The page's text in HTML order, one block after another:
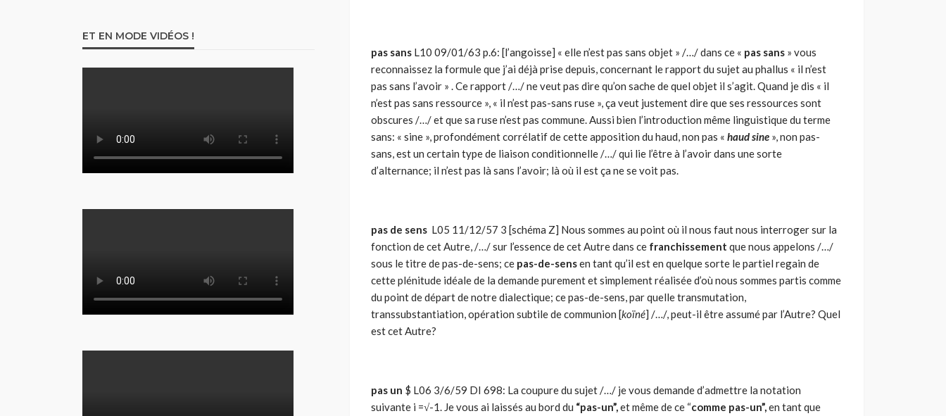
pas sans L10 09/01/63 p.6: [l’angoisse] « elle n’est pas sans objet » /…/ dans ce « pas sans » vous
reconnaissez la formule que j’ai déjà prise depuis, concernant le rapport du sujet au phallus « il n’est
pas sans l’avoir » . Ce rapport /…/ ne veut pas dire qu’on sache de quel objet il s’agit. Quand je dis « il
n’est pas sans ressource », « il n’est pas-sans ruse », ça veut justement dire que ses ressources sont
obscures /…/ et que sa ruse n’est pas commune. Aussi bien l’introduction même linguistique du terme
sans: « sine », profondément corrélatif de cette apposition du haud, non pas « haud sine », non pas-
sans, est un certain type de liaison conditionnelle /…/ qui lie l’être à l’avoir dans une sorte
d’alternance; il n’est pas là sans l’avoir; là où il est ça ne se voit pas.
pas de sens L05 11/12/57 3 [schéma Z] Nous sommes au point où il nous faut nous interroger sur la
fonction de cet Autre, /…/ sur l’essence de cet Autre dans ce franchissement que nous appelons /…/
sous le titre de pas-de-sens; ce pas-de-sensen tant qu’il est en quelque sorte le partiel regain de
cette plénitude idéale de la demande purement et simplement réalisée d’où nous sommes partis comme
du point de départ de notre dialectique; ce pas-de-sens, par quelle transmutation,
transsubstantiation, opération subtile de communion [koïné] /…/, peut-il être assumé par l’Autre? Quel
est cet Autre?
pas un $ L06 3/6/59 DI 698: La coupure du sujet /…/ je vous demande d’admettre la notation
suivante i =√-1. Je vous ai laissés au bord du “pas-un”,et même de ce “comme pas-un”,en tant que
ET EN MODE VIDÉOS !